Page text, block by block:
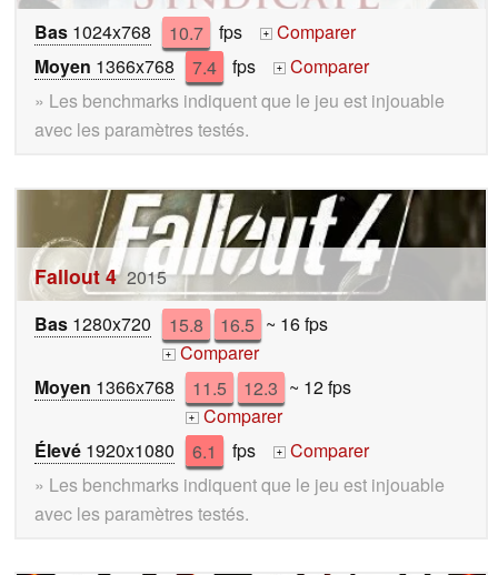
Bas 1024x768 10.7 fps +
Comparer
Moyen 1366x768 7.4 fps +
Comparer
» Les benchmarks indiquent que le jeu est injouable
avec les paramètres testés.
Fallout 4 2015
Bas 1280x720 15.8 16.5 ~ 16 fps
+ Comparer
Moyen 1366x768 11.5 12.3 ~ 12 fps
+ Comparer
Élevé 1920x1080 6.1 fps +
Comparer
» Les benchmarks indiquent que le jeu est injouable
avec les paramètres testés.